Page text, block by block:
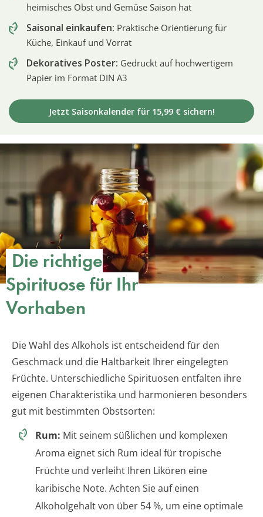
heimisches Obst und Gemüse Saison hat
Saisonal einkaufen: Praktische Orientierung für
Küche, Einkauf und Vorrat
Dekoratives Poster: Gedruckt auf hochwertigem
Papier im Format DIN A3
Jetzt Saisonkalender für 15,99 € sichern!
Die richtige
Spirituose für Ihr
Vorhaben
Die Wahl des Alkohols ist entscheidend für den
Geschmack und die Haltbarkeit Ihrer eingelegten
Früchte. Unterschiedliche Spirituosen entfalten ihre
eigenen Charakteristika und harmonieren besonders
gut mit bestimmten Obstsorten:
Rum: Mit seinem süßlichen und komplexen
Aroma eignet sich Rum ideal für tropische
Früchte und verleiht Ihren Likören eine
karibische Note. Achten Sie auf einen
Alkoholgehalt von über 54 %, um eine optimale